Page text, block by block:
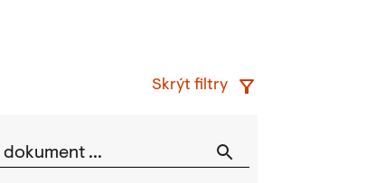
Skrýt filtry